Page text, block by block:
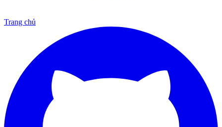
Trang chủ